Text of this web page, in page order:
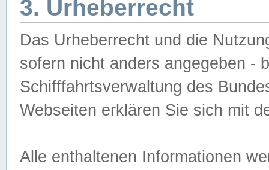
3. Urheberrecht
Das Urheberrecht und die
sofern nicht anders angegeben -
Schifffahrtsverwaltung des
Webseiten erklären Sie sich mit
Alle enthaltenen Informationen